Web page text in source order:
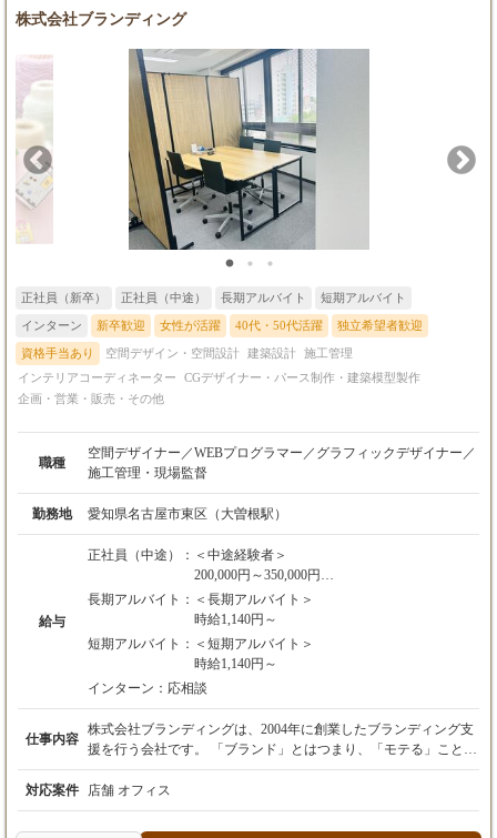
れるやりがいのある仕事です。 プロジェクトは、設計経験豊富な
がら業務を進めます。 風通しの良いチームで、互いに協力し合い
ながら、より良い住まいづくりを目指しています。
株式会社ブランディング
正社員（新卒） 正社員（中途） 長期アルバイト 短期アルバイト
インターン 新卒歓迎 女性が活躍 40代・50代活躍 独立希望者歓迎
資格手当あり 空間デザイン・空間設計 建築設計 施工管理
インテリアコーディネーター
CGデザイナー・パース制作・建築模型製作
企画・営業・販売・その他
職種
空間デザイナー／WEBプログラマー／グラフィックデザイナー／
施工管理・現場監督
勤務地 愛知県名古屋市東区（大曽根駅）
給与
正社員（中途）： ＜中途経験者＞
200,000円～350,000円
中途の場合はスキルによって給与等条件が異な
るため、ご経験に応じて決定します。
◎試用期間中（６か月）はアルバイト雇用での
勤務となります。試用期間6か月後、
双方の合意の上、正社員登用となります。その
（アルバイト期間中：時給1,140円～）
長期アルバイト： ＜長期アルバイト＞
時給1,140円～
短期アルバイト： ＜短期アルバイト＞
時給1,140円～
インターン： 応相談
仕事内容
株式会社ブランディングは、2004年に創業したブランディング支
援を行う会社です。 「ブランド」とはつまり、「モテる」こと。
会社だって「モテたい」はずだと思いませんか？私たち
は、“「これからの会社」を「モテ続ける会社」へ”をビジョンと
して、企業や店舗などのブランド構築から空間デザイン、Webデ
ザイン、販促物制作まで、一貫したブランディング支援を行って
対応案件 店舗 オフィス